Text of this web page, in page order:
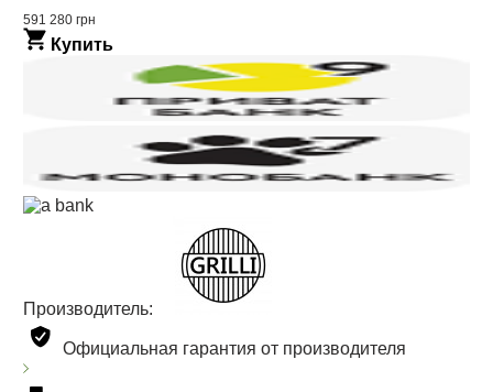
591 280 грн
Купить
Производитель:
Официальная гарантия от производителя